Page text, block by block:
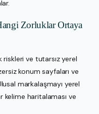
Zorluklar Ortaya
ve tutarsız yerel
konum sayfaları ve
markalaşmayı yerel
kelime haritalaması ve